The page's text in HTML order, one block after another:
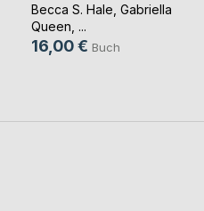
Becca S. Hale Gabriella
Queen , ...
16,00 € Buch